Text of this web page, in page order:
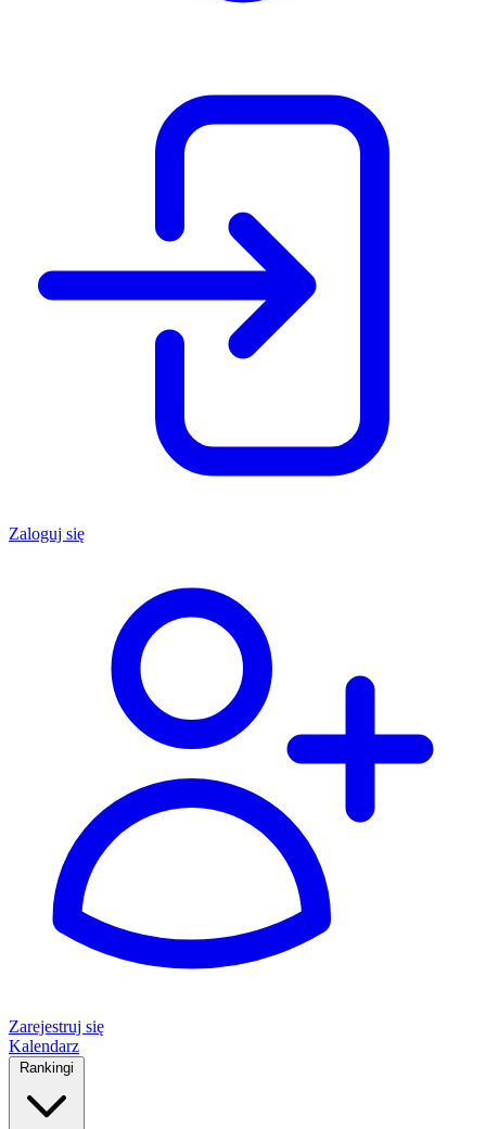
Zaloguj się
Zarejestruj się
Kalendarz
Rankingi